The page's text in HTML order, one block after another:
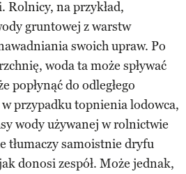
na przykład,
gruntowej z warstw
swoich upraw. Po
woda ta może spływać
popłynąć do odległego
przypadku topnienia lodowca,
wody używanej w rolnictwie
tłumaczy samoistnie dryfu
donosi zespół. Może jednak,